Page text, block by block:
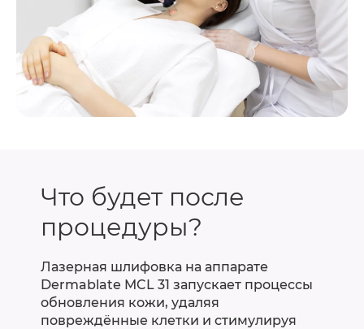
Что будет после
процедуры?
Лазерная шлифовка на аппарате
Dermablate MCL 31 запускает процессы
обновления кожи, удаляя
повреждённые клетки и стимулируя